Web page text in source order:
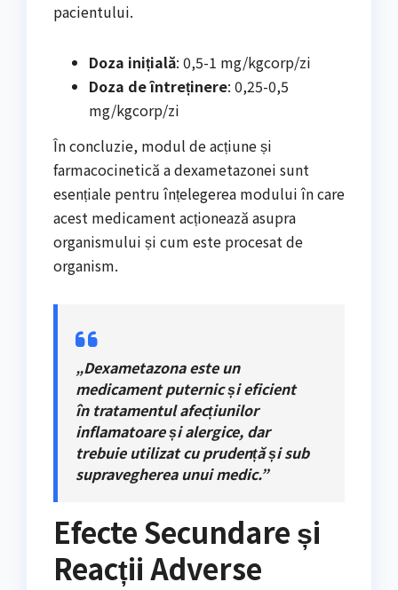
pacientului.
Doza inițială: 0,5-1 mg/kgcorp/zi
Doza de întreținere: 0,25-0,5
mg/kgcorp/zi
În concluzie, modul de acțiune și
farmacocinetică a dexametazonei sunt
esențiale pentru înțelegerea modului în care
acest medicament acționează asupra
organismului și cum este procesat de
organism.
„Dexametazona este un
medicament puternic și eficient
în tratamentul afecțiunilor
inflamatoare și alergice, dar
trebuie utilizat cu prudență și sub
supravegherea unui medic.”
Efecte Secundare și
Reacții Adverse